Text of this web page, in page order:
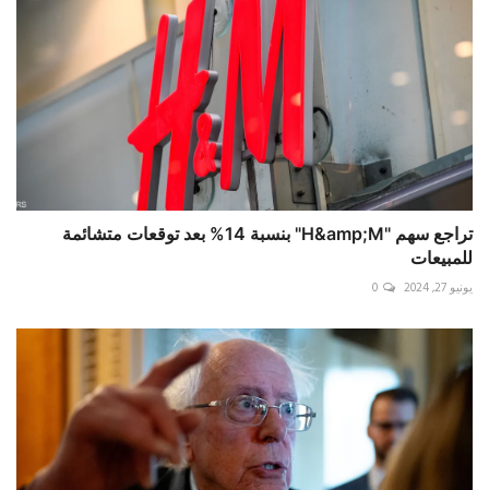
تراجع سهم "H&amp;M" بنسبة 14% بعد توقعات متشائمة
للمبيعات
يونيو 27, 2024 0